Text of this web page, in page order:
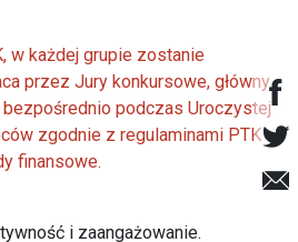
w każdej grupie zostanie
przez Jury konkursowe, główny
podczas Uroczystej
zgodnie z regulaminami PTK
finansowe.
i zaangażowanie.